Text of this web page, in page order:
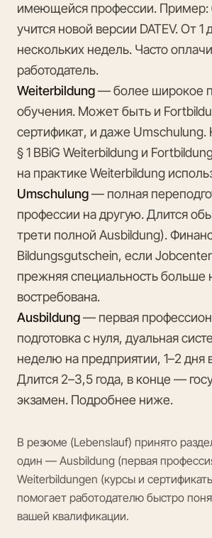
имеющейся профессии. Пример:
учится новой версии DATEV. От 1
нескольких недель. Часто
работодатель.
Weiterbildung— более широкое
обучения. Может быть и
сертификат, и даже
§ 1 BBiG Weiterbildung и
на практике Weiterbildung
Umschulung— полная
профессии на другую. Длится
трети полной Ausbildung).
Bildungsgutschein, если Jobcenter
прежняя специальность больше
востребована.
Ausbildung— первая
подготовка с нуля, дуальная
неделю на предприятии, 1–2 дня
Длится 2–3,5 года, в конце —
экзамен. Подробнее ниже.
В резюме (Lebenslauf) принято
один — Ausbildung (первая
Weiterbildungen (курсы и
помогает работодателю быстро
вашей квалификации.